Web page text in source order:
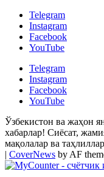
Telegram
Instagram
Facebook
YouTube
Telegram
Instagram
Facebook
YouTube
Ўзбекистон ва жаҳон
хабарлар! Сиёсат,
мақолалар ва
| CoverNews by AF